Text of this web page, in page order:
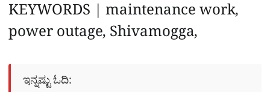
KEYWORDS | maintenance work,
power outage, Shivamogga,
ಇನ್ನಷ್ಟು ಓದಿ: